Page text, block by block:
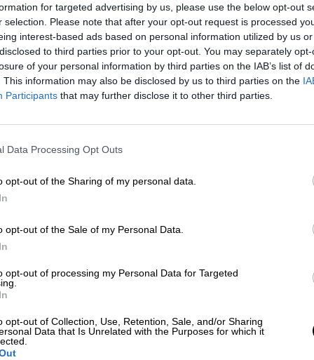
for targeted advertising by us, please use the below opt-out
selection. Please note that after your opt-out request is processed
interest-based ads based on personal information utilized by us
to third parties prior to your opt-out. You may separately
of your personal information by third parties on the IAB’s list of
This information may also be disclosed by us to third parties on the
Participants that may further disclose it to other third parties.
Data Processing Opt Outs
opt-out of the Sharing of my personal data.
opt-out of the Sale of my Personal Data.
opt-out of processing my Personal Data for Targeted
opt-out of Collection, Use, Retention, Sale, and/or Sharing
Data that Is Unrelated with the Purposes for which it
que secundaban el paro
que no quería unirse a las protestas
En ese momentoha intervenido unos agentes
con uno de los integrantes del piquete. Según
caído al suelo donde se ha producido un
al forcejear con un policía en un piquete en
manifestante
equipo del Summa donde han estabilizado al
grave al Hospital de la Princesa,
Comunidad de Madrid.